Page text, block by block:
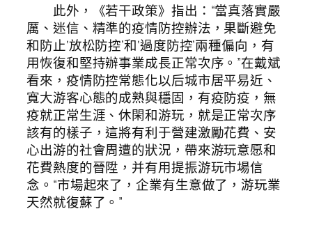
此外，《若干政策》指出：“當真落實嚴
厲、迷信、精準的疫情防控辦法，果斷避免
和防止‘放松防控’和‘過度防控’兩種偏向，有
用恢復和堅持辦事業成長正常次序。”在戴斌
看來，疫情防控常態化以后城市居平易近、
寬大游客心態的成熟與穩固，有疫防疫，無
疫就正常生涯、休閑和游玩，就是正常次序
該有的樣子，這將有利于營建激勵花費、安
心出游的社會周遭的狀況，帶來游玩意愿和
花費熱度的晉陞，并有用提振游玩市場信
念。“市場起來了，企業有生意做了，游玩業
天然就復蘇了。”